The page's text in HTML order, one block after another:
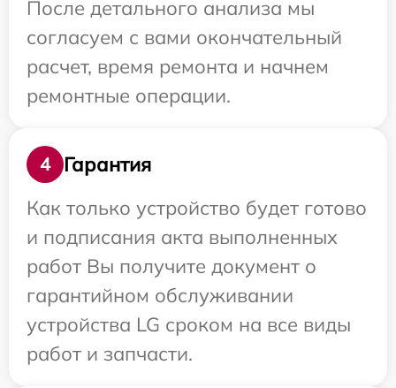
После детального анализа мы
согласуем с вами окончательный
расчет, время ремонта и начнем
ремонтные операции.
4
Гарантия
Как только устройство будет готово
и подписания акта выполненных
работ Вы получите документ о
гарантийном обслуживании
устройства LG сроком на все виды
работ и запчасти.